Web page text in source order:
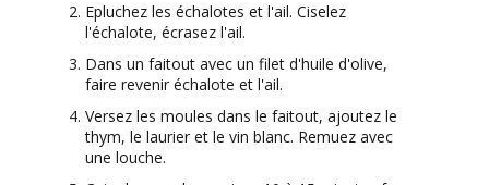
Epluchez les échalotes et l'ail. Ciselez
l'échalote, écrasez l'ail.
Dans un faitout avec un filet d'huile d'olive,
faire revenir échalote et l'ail.
Versez les moules dans le faitout, ajoutez le
thym, le laurier et le vin blanc. Remuez avec
une louche.